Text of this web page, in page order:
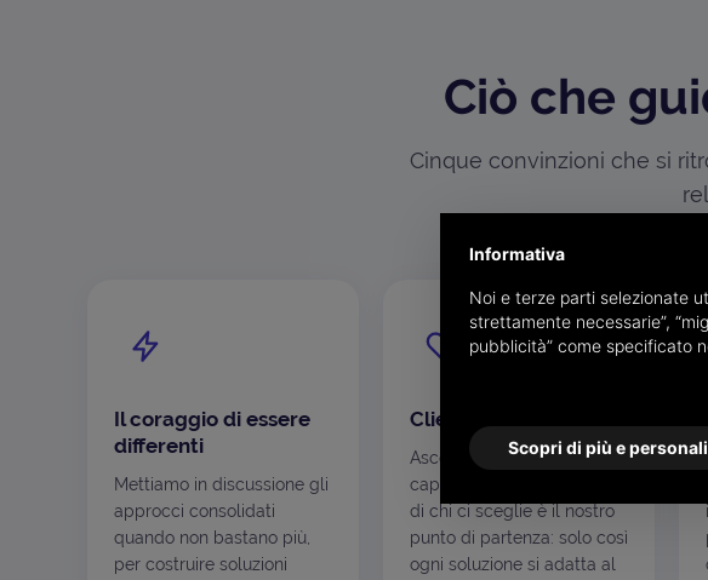
Ciò che
Cinque convinzioni che si
Il coraggio di essere
differenti
Mettiamo in discussione gli
approcci consolidati
quando non bastano più,
per costruire soluzioni
Clienti prima di tutto
Ascoltare le esigenze e
capire i processi aziendali
di chi ci sceglie è il nostro
punto di partenza: solo così
ogni soluzione si adatta al
Informativa
Noi e terze parti selezionate
strettamente necessarie”,
pubblicità” come specificato
Scopri di più e